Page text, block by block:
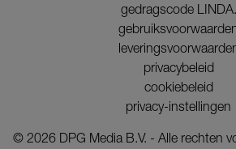
gedragscode LINDA.
privacybeleid
cookiebeleid
privacy-instellingen
© 2026 DPG Media B.V. - Alle rechten